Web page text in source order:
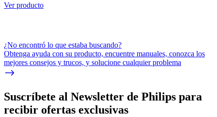
Ver producto
¿No encontró lo que estaba buscando?
Obtenga ayuda con su producto, encuentre manuales, conozca los
mejores consejos y trucos, y solucione cualquier problema
Suscríbete al Newsletter de Philips para
recibir ofertas exclusivas